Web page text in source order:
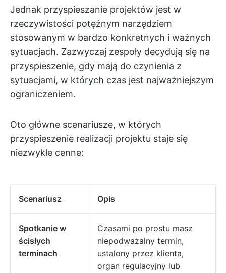
Jednak przyspieszanie projektów jest w
rzeczywistości potężnym narzędziem
stosowanym w bardzo konkretnych i ważnych
sytuacjach. Zazwyczaj zespoły decydują się na
przyspieszenie, gdy mają do czynienia z
sytuacjami, w których czas jest najważniejszym
ograniczeniem.
Oto główne scenariusze, w których
przyspieszenie realizacji projektu staje się
niezwykle cenne:
Scenariusz Opis
Spotkanie w
ścisłych
terminach
Czasami po prostu masz
niepodważalny termin,
ustalony przez klienta,
organ regulacyjny lub